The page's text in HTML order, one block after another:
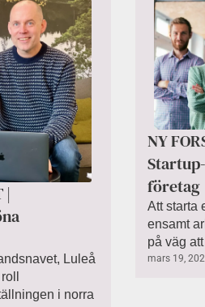
|
Luleå
i norra
NY
företag
Att starta
ensamt
på väg
mars 19,